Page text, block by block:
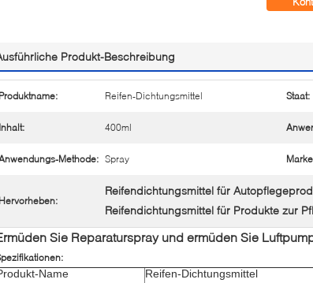
Produkt-Beschreibung
Reifen-Dichtungsmittel Staat:
400ml
Methode: Spray
Reifendichtungsmittel für
Reifendichtungsmittel für Produkte zur
Sie Reparaturspray und ermüden Sie
Name
Reifen-Dichtungsmittel